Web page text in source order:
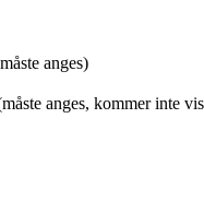
anges)
anges, kommer inte